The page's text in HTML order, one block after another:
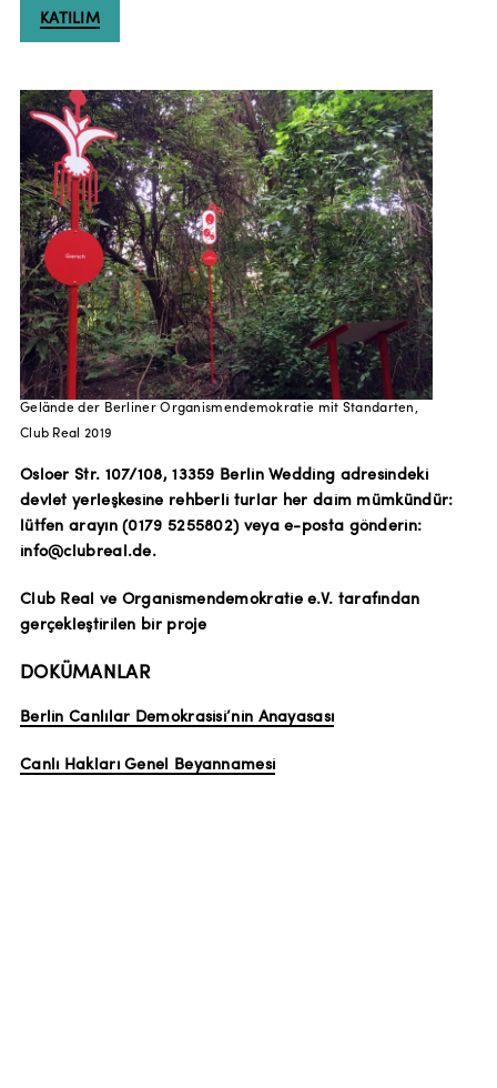
KATILIM
Gelände der Berliner Organismendemokratie mit Standarten,
Club Real 2019
Osloer Str. 107/108, 13359 Berlin Wedding adresindeki
devlet yerleşkesine rehberli turlar her daim mümkündür:
lütfen arayın (0179 5255802) veya e-posta gönderin:
info@clubreal.de.
Club Real ve Organismendemokratie e.V. tarafından
gerçekleştirilen bir proje
DOKÜMANLAR
Berlin Canlılar Demokrasisi’nin Anayasası
Canlı Hakları Genel Beyannamesi